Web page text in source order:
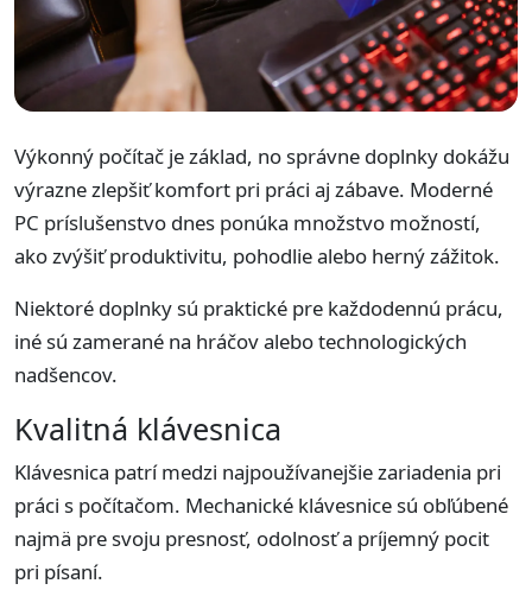
Výkonný počítač je základ, no správne doplnky dokážu
výrazne zlepšiť komfort pri práci aj zábave. Moderné
PC príslušenstvo dnes ponúka množstvo možností,
ako zvýšiť produktivitu, pohodlie alebo herný zážitok.
Niektoré doplnky sú praktické pre každodennú prácu,
iné sú zamerané na hráčov alebo technologických
nadšencov.
Kvalitná klávesnica
Klávesnica patrí medzi najpoužívanejšie zariadenia pri
práci s počítačom. Mechanické klávesnice sú obľúbené
najmä pre svoju presnosť, odolnosť a príjemný pocit
pri písaní.